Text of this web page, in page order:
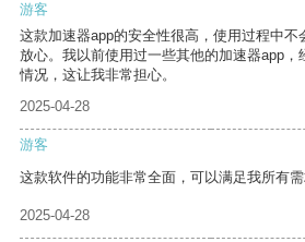
游客
这款加速器app的安全性很高，使用过程中不
放心。我以前使用过一些其他的加速器app，
情况，这让我非常担心。
2025-04-28
游客
这款软件的功能非常全面，可以满足我所有需
2025-04-28